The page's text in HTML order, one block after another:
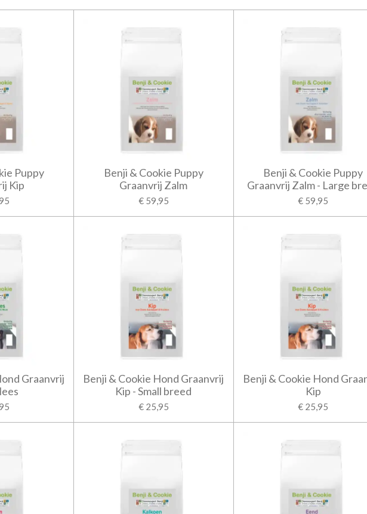
Puppy
Kip
Benji & Cookie Puppy
Graanvrij Zalm
€ 59,95
Benji & Cookie Puppy
Graanvrij Zalm - Large
€ 59,95
Graanvrij
Benji & Cookie Hond Graanvrij
Kip - Small breed
€ 25,95
Benji & Cookie Hond
Kip
€ 25,95